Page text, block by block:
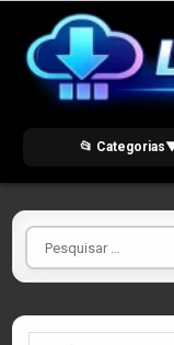
content
📂 Categorias
Pesquisar
por